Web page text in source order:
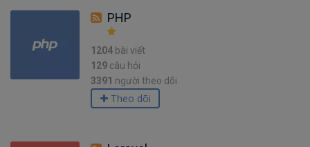
PHP
1204 bài viết
129 câu hỏi
3391 người theo dõi
Theo dõi